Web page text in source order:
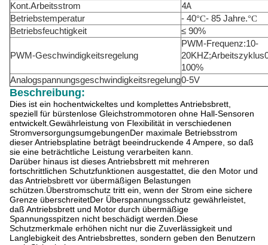
Kont.Arbeitsstrom
4A
Betriebstemperatur
- 40°C- 85 Jahre.°C
Betriebsfeuchtigkeit
≤ 90%
PWM-Geschwindigkeitsregelung
PWM-Frequenz:10-
100%
Analogspannungsgeschwindigkeitsregelung0-5V
Beschreibung:
Dies ist ein hochentwickeltes und komplettes Antriebsbrett,
speziell für bürstenlose Gleichstrommotoren ohne Hall-Sensoren
entwickelt.Gewährleistung von Flexibilität in verschiedenen
StromversorgungsumgebungenDer maximale Betriebsstrom
dieser Antriebsplatine beträgt beeindruckende 4 Ampere, so daß
sie eine beträchtliche Leistung verarbeiten kann.
Darüber hinaus ist dieses Antriebsbrett mit mehreren
fortschrittlichen Schutzfunktionen ausgestattet, die den Motor und
das Antriebsbrett vor übermäßigen Belastungen
schützen.Überstromschutz tritt ein, wenn der Strom eine sichere
Grenze überschreitetDer Überspannungsschutz gewährleistet,
daß Antriebsbrett und Motor durch übermäßige
Spannungsspitzen nicht beschädigt werden.Diese
Schutzmerkmale erhöhen nicht nur die Zuverlässigkeit und
Langlebigkeit des Antriebsbrettes, sondern geben den Benutzern